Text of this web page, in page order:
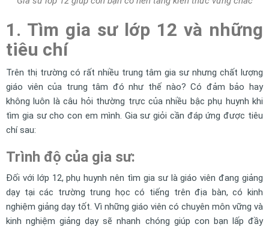
1. Tìm gia sư lớp 12 và những
tiêu chí
Trên thị trường có rất nhiều trung tâm gia sư nhưng chất lượng
giáo viên của trung tâm đó như thế nào? Có đảm bảo hay
không luôn là câu hỏi thường trực của nhiều bậc phụ huynh khi
tìm gia sư cho con em mình. Gia sư giỏi cần đáp ứng được tiêu
chí sau:
Trình độ của gia sư:
Đối với lớp 12, phụ huynh nên tìm gia sư là giáo viên đang giảng
dạy tại các trường trung học có tiếng trên địa bàn, có kinh
nghiệm giảng dạy tốt. Vì những giáo viên có chuyên môn vững và
kinh nghiệm giảng dạy sẽ nhanh chóng giúp con bạn lấp đầy